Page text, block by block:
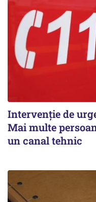
Intervenție de
Mai multe
un canal tehnic